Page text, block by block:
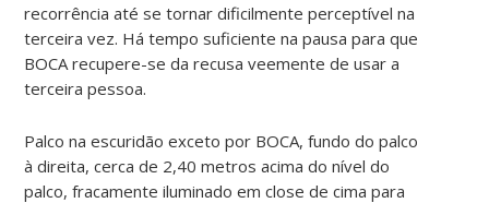
recorrência até se tornar dificilmente perceptível na
terceira vez. Há tempo suficiente na pausa para que
BOCA recupere-se da recusa veemente de usar a
terceira pessoa.
Palco na escuridão exceto por BOCA, fundo do palco
à direita, cerca de 2,40 metros acima do nível do
palco, fracamente iluminado em close de cima para